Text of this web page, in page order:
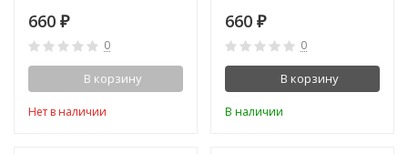
660 ₽
0
В корзину
Нет в наличии
660 ₽
0
В корзину
В наличии